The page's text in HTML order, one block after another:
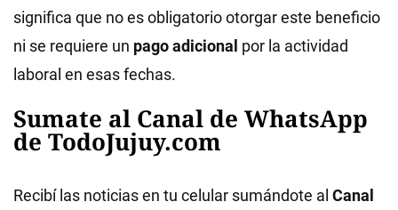
significa que no es obligatorio otorgar este beneficio
ni se requiere un pago adicional por la actividad
laboral en esas fechas.
Sumate al Canal de WhatsApp
de TodoJujuy.com
Recibí las noticias en tu celular sumándote al Canal